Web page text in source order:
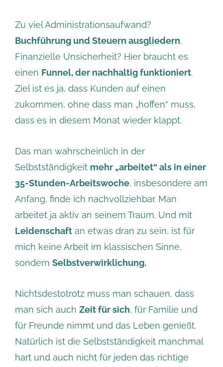
Zu viel Administrationsaufwand?
Buchführung und Steuern ausgliedern.
Finanzielle Unsicherheit? Hier braucht es
einen Funnel, der nachhaltig funktioniert.
Ziel ist es ja, dass Kunden auf einen
zukommen, ohne dass man „hoffen“ muss,
dass es in diesem Monat wieder klappt.
Das man wahrscheinlich in der
Selbstständigkeit mehr „arbeitet“ als in einer
35-Stunden-Arbeitswoche, insbesondere am
Anfang, finde ich nachvollziehbar. Man
arbeitet ja aktiv an seinem Traum. Und mit
Leidenschaft an etwas dran zu sein, ist für
mich keine Arbeit im klassischen Sinne,
sondern Selbstverwirklichung.
Nichtsdestotrotz muss man schauen, dass
man sich auch Zeit für sich, für Familie und
für Freunde nimmt und das Leben genießt.
Natürlich ist die Selbstständigkeit manchmal
hart und auch nicht für jeden das richtige